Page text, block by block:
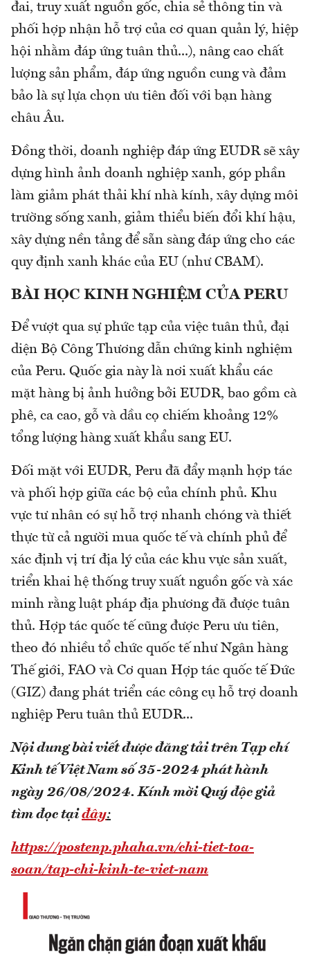
đai, truy xuất nguồn gốc, chia sẻ thông tin và
phối hợp nhận hỗ trợ của cơ quan quản lý, hiệp
hội nhằm đáp ứng tuân thủ...), nâng cao chất
lượng sản phẩm, đáp ứng nguồn cung và đảm
bảo là sự lựa chọn ưu tiên đối với bạn hàng
châu Âu.
Đồng thời, doanh nghiệp đáp ứng EUDR sẽ xây
dựng hình ảnh doanh nghiệp xanh, góp phần
làm giảm phát thải khí nhà kính, xây dựng môi
trường sống xanh, giảm thiểu biến đổi khí hậu,
xây dựng nền tảng để sẵn sàng đáp ứng cho các
quy định xanh khác của EU (như CBAM).
BÀI HỌC KINH NGHIỆM CỦA PERU
Để vượt qua sự phức tạp của việc tuân thủ, đại
diện Bộ Công Thương dẫn chứng kinh nghiệm
của Peru. Quốc gia này là nơi xuất khẩu các
mặt hàng bị ảnh hưởng bởi EUDR, bao gồm cà
phê, ca cao, gỗ và dầu cọ chiếm khoảng 12%
tổng lượng hàng xuất khẩu sang EU.
Đối mặt với EUDR, Peru đã đẩy mạnh hợp tác
và phối hợp giữa các bộ của chính phủ. Khu
vực tư nhân có sự hỗ trợ nhanh chóng và thiết
thực từ cả người mua quốc tế và chính phủ để
xác định vị trí địa lý của các khu vực sản xuất,
triển khai hệ thống truy xuất nguồn gốc và xác
minh rằng luật pháp địa phương đã được tuân
thủ. Hợp tác quốc tế cũng được Peru ưu tiên,
theo đó nhiều tổ chức quốc tế như Ngân hàng
Thế giới, FAO và Cơ quan Hợp tác quốc tế Đức
(GIZ) đang phát triển các công cụ hỗ trợ doanh
nghiệp Peru tuân thủ EUDR...
Nội dung bài viết được đăng tải trên Tạp chí
Kinh tế Việt Nam số 35-2024 phát hành
ngày 26/08/2024.Kính mời Quý độc giả
tìm đọc tại đây:
https://postenp.phaha.vn/chi-tiet-toa-
soan/tap-chi-kinh-te-viet-nam